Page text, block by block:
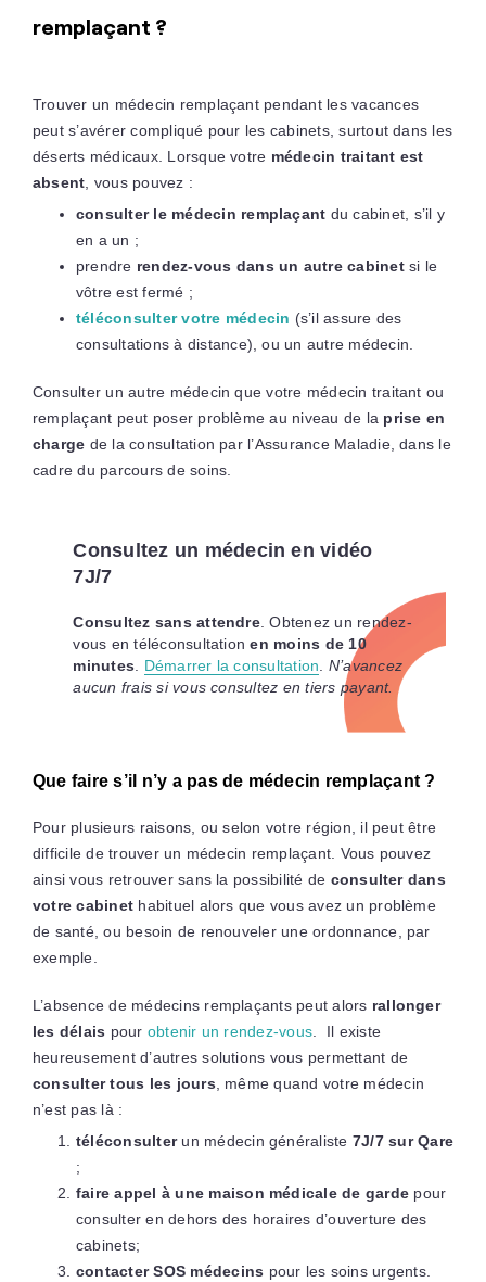
remplaçant ?
Trouver un médecin remplaçant pendant les vacances
peut s’avérer compliqué pour les cabinets, surtout dans les
déserts médicaux. Lorsque votre médecin traitant est
absent , vous pouvez :
consulter le médecin remplaçant du cabinet, s’il y
en a un ;
prendre rendez-vous dans un autre cabinetsi le
vôtre est fermé ;
téléconsulter votre médecin (s’il assure des
consultations à distance), ou un autre médecin.
Consulter un autre médecin que votre médecin traitant ou
remplaçant peut poser problème au niveau de la prise en
charge de la consultation par l’Assurance Maladie, dans le
cadre du parcours de soins.
Consultez un médecin en vidéo
7J/7
Consultez sans attendre. Obtenez un rendez-
vous en téléconsultationen moins de 10
minutes
Démarrer la consultation
N’avancez
aucun frais si vous consultez en tiers payant.
Que faire s’il n’y a pas de médecin remplaçant ?
Pour plusieurs raisons, ou selon votre région, il peut être
difficile de trouver un médecin remplaçant. Vous pouvez
ainsi vous retrouver sans la possibilité de consulter dans
votre cabinet habituel alors que vous avez un problème
de santé, ou besoin de renouveler une ordonnance, par
exemple.
L’absence de médecins remplaçants peut alors rallonger
les délais pour obtenir un rendez-vous . Il existe
heureusement d’autres solutions vous permettant de
consulter tous les jours , même quand votre médecin
n’est pas là :
téléconsulterun médecin généraliste 7J/7 sur Qare
;
faire appel à une maison médicale de garde pour
consulter en dehors des horaires d’ouverture des
cabinets;
contacter SOS médecins pour les soins urgents.